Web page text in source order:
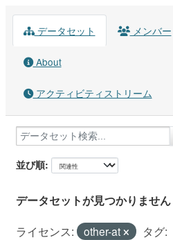
データセット メンバー
About
アクティビティストリーム
並び順
データセットが見つかりません
ライセンス: other-at
タグ: